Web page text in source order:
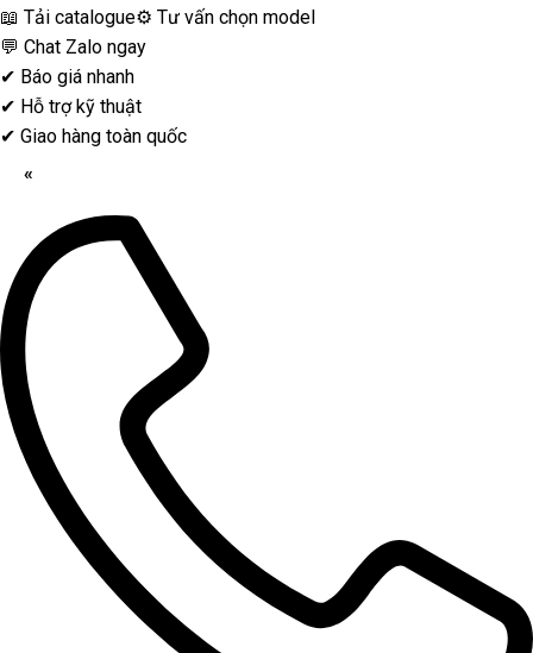
📖 Tải catalogue⚙️ Tư vấn chọn model
💬 Chat Zalo ngay
✔ Báo giá nhanh
✔ Hỗ trợ kỹ thuật
✔ Giao hàng toàn quốc
«